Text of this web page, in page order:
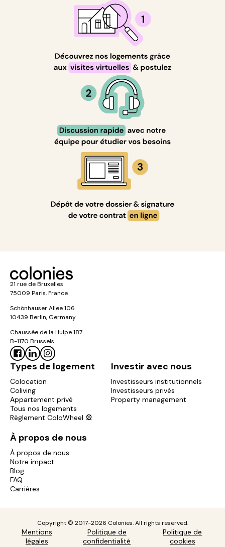
21 rue de Bruxelles
75009 Paris, France
Schönhauser Allee 106
10439 Berlin, Germany
Chaussée de la Hulpe 187
B-1170 Brussels
Types de logement
Colocation
Coliving
Appartement privé
Tous nos logements
Règlement ColoWheel 🎡
Investir avec nous
Investisseurs institutionnels
Investisseurs privés
Property management
À propos de nous
À propos de nous
Notre impact
Blog
FAQ
Carrières
Copyright © 2017-2026 Colonies. All rights reserved.
Mentions
légales
Politique de
confidentialité
Politique de
cookies